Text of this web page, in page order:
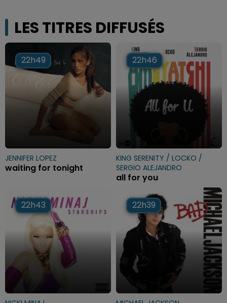
LES TITRES DIFFUSÉS
22h49
22h49
JENNIFER LOPEZ
waiting for tonight
22h46
22h46
KING SERENITY / LOCKO /
SERGIO ALEJANDRO
all for you
22h43
22h43 22h39
22h39